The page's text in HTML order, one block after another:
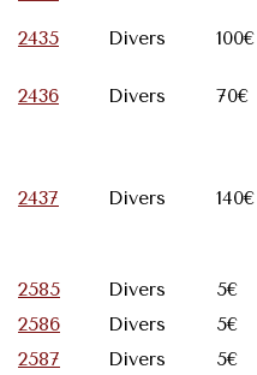
2435
Divers 100€
2436
Divers 70€
2437 Divers 140€
2585
Divers 5€
2586
Divers 5€
2587
Divers 5€